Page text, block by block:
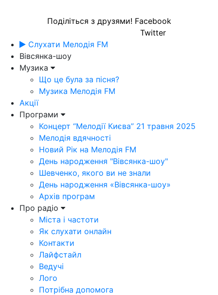
Поділіться з друзями! Facebook
Twitter
Слухати Мелодія FM
Вівсянка-шоу
Музика
Що це була за пісня?
Музика Мелодія FM
Акції
Програми
Концерт “Мелодії Києва” 21 травня 2025
Мелодія вдячності
Новий Рік на Мелодія FM
День народження "Вівсянка-шоу"
Шевченко, якого ви не знали
День народження «Вівсянка-шоу»
Архів програм
Про радіо
Міста і частоти
Як слухати онлайн
Контакти
Лайфстайл
Ведучі
Лого
Потрібна допомога